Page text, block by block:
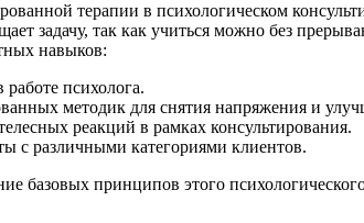
терапии в психологическом
задачу, так как учиться можно без
навыков:
психолога.
методик для снятия напряжения и
реакций в рамках консультирования.
с различными категориями клиентов.
базовых принципов этого